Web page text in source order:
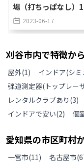
場（打ちっぱなし）
2023-06-17
刈谷市内で特徴か
屋外(1) インドア(シ
弾道測定器(トップレー
レンタルクラブあり (3)
インドアで安い(2) 個
愛知県の市区町村
一宮市(11) 名古屋市(